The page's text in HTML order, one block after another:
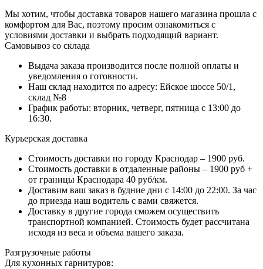
Мы хотим, чтобы доставка товаров нашего магазина прошла с
комфортом для Вас, поэтому просим ознакомиться с
условиями доставки и выбрать подходящий вариант.
Самовывоз со склада
Выдача заказа производится после полной оплаты и
уведомления о готовности.
Наш склад находится по адресу: Ейское шоссе 50/1,
склад №8
График работы: вторник, четверг, пятница с 13:00 до
16:30.
Курьерская доставка
Стоимость доставки по городу Краснодар – 1900 руб.
Стоимость доставки в отдаленные районы – 1900 руб +
от границы Краснодара 40 руб/км.
Доставим ваш заказ в будние дни с 14:00 до 22:00. За час
до приезда наш водитель с вами свяжется.
Доставку в другие города сможем осуществить
транспортной компанией. Стоимость будет рассчитана
исходя из веса и объема вашего заказа.
Разгрузочные работы
Для кухонных гарнитуров: